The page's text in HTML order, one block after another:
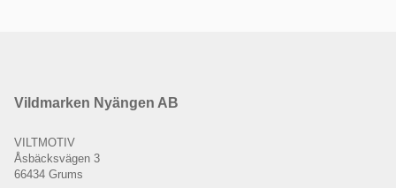
Vildmarken Nyängen AB
VILTMOTIV
Åsbäcksvägen 3
66434 Grums